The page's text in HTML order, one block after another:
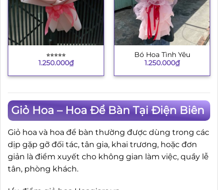
⭐︎⭐︎⭐︎⭐︎⭐︎
1.250.000₫
Bó Hoa Tình Yêu
1.250.000₫
Giỏ Hoa – Hoa Để Bàn Tại Điện Biên
Giỏ hoa và hoa để bàn thường được dùng trong các
dịp gặp gỡ đối tác, tân gia, khai trương, hoặc đơn
giản là điểm xuyết cho không gian làm việc, quầy lễ
tân, phòng khách.